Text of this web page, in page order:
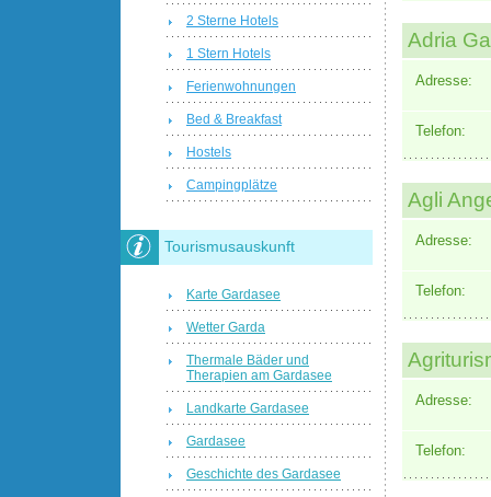
Adria
Adresse:
Telefon:
Agli
Adresse:
Telefon:
Adresse:
Telefon:
2 Sterne Hotels
1 Stern Hotels
Ferienwohnungen
Bed & Breakfast
Hostels
Campingplätze
Tourismusauskunft
Karte Gardasee
Wetter Garda
Thermale Bäder und
Therapien am Gardasee
Landkarte Gardasee
Gardasee
Geschichte des Gardasee